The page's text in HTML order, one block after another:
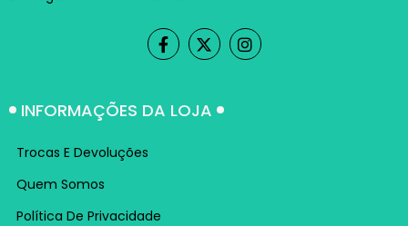
INFORMAÇÕES DA LOJA
Trocas E Devoluções
Quem Somos
Política De Privacidade